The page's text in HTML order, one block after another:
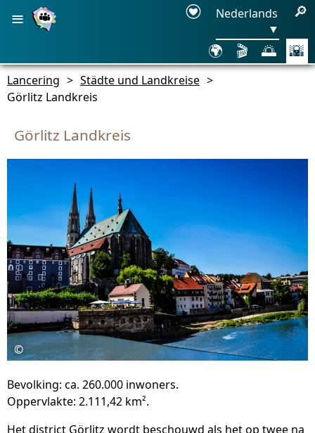
≡
Nederlands
▼
🔎
🌍 🎬 🌅 🌇
Lancering > Städte und Landkreise >
Görlitz Landkreis
Görlitz Landkreis
©
Bevolking: ca. 260.000 inwoners.
Oppervlakte: 2.111,42 km².
Het district Görlitz wordt beschouwd als het op twee na